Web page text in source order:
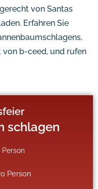
von Santas
Erfahren Sie
b-ceed, und rufen
schlagen
Person